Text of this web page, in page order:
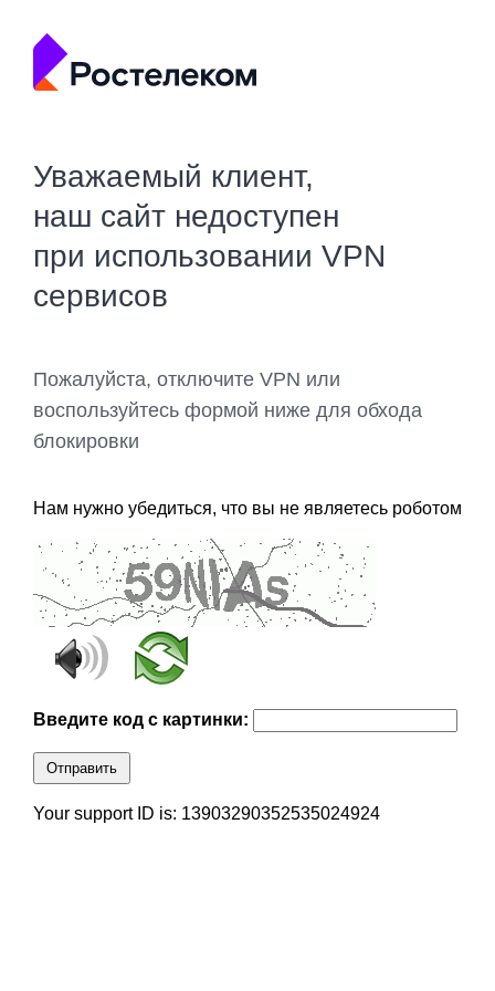
Уважаемый клиент,
наш сайт недоступен
при использовании VPN
сервисов
Пожалуйста, отключите VPN или
воспользуйтесь формой ниже для обхода
блокировки
Нам нужно убедиться, что вы не являетесь роботом
Введите код с картинки:
Отправить
Your support ID is: 13903290352535024924